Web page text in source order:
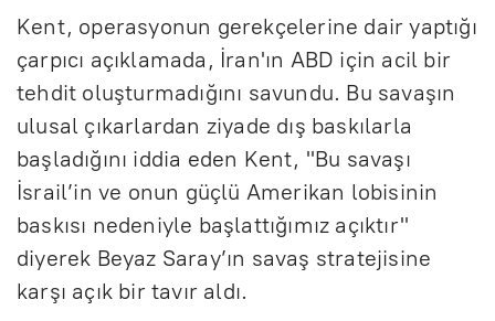
Kent, operasyonun gerekçelerine dair yaptığı
çarpıcı açıklamada, İran'ın ABD için acil bir
tehdit oluşturmadığını savundu. Bu savaşın
ulusal çıkarlardan ziyade dış baskılarla
başladığını iddia eden Kent, "Bu savaşı
İsrail’in ve onun güçlü Amerikan lobisinin
baskısı nedeniyle başlattığımız açıktır"
diyerek Beyaz Saray’ın savaş stratejisine
karşı açık bir tavır aldı.